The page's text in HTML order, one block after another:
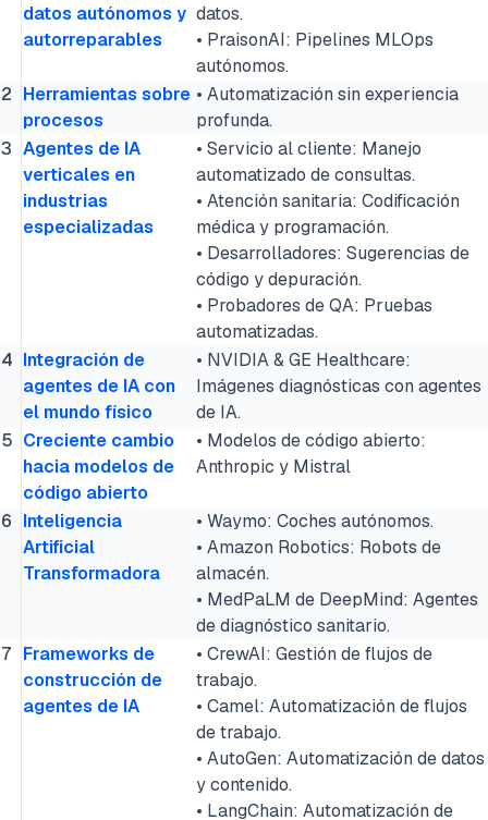
datos autónomos y
autorreparables
datos.
• PraisonAI: Pipelines MLOps
autónomos.
2 Herramientas sobre
procesos
• Automatización sin experiencia
profunda.
3 Agentes de IA
verticales en
industrias
especializadas
• Servicio al cliente: Manejo
automatizado de consultas.
• Atención sanitaria: Codificación
médica y programación.
• Desarrolladores: Sugerencias de
código y depuración.
• Probadores de QA: Pruebas
automatizadas.
4 Integración de
agentes de IA con
el mundo físico
• NVIDIA & GE Healthcare:
Imágenes diagnósticas con agentes
de IA.
5 Creciente cambio
hacia modelos de
código abierto
• Modelos de código abierto:
Anthropic y Mistral
6 Inteligencia
Artificial
Transformadora
• Waymo: Coches autónomos.
• Amazon Robotics: Robots de
almacén.
• MedPaLM de DeepMind: Agentes
de diagnóstico sanitario.
7 Frameworks de
construcción de
agentes de IA
• CrewAI: Gestión de flujos de
trabajo.
• Camel: Automatización de flujos
de trabajo.
• AutoGen: Automatización de datos
y contenido.
• LangChain: Automatización de